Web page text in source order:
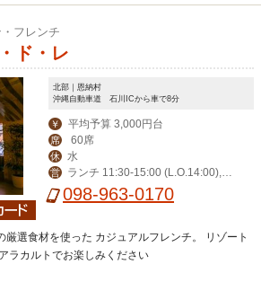
フレンチ
ド・レ
北部｜恩納村
沖縄自動車道 石川ICから車で8分
￥ 平均予算 3,000円台
席 60席
休 水
営
ランチ 11:30-15:00 (L.O.14:00),デ
ィナー 17:30-23:00 (L.O.21:00)
098-963-0170
選食材を使った カジュアルフレンチ。 リゾート
ラカルトでお楽しみください